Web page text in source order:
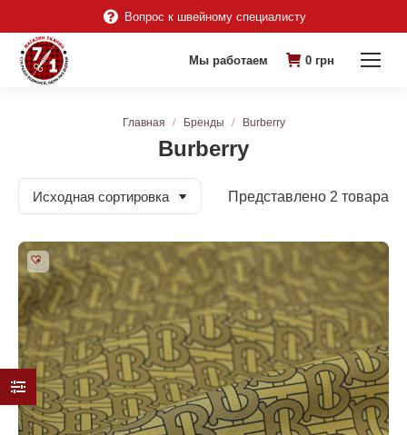
Вопрос к швейному специалисту
Мы работаем 0 грн
Burberry
Вы здесь:
Главная Бренды Burberry
Представлено 2 товара